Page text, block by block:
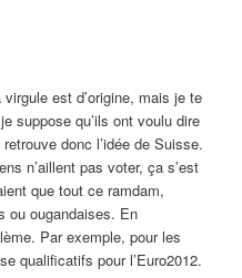
est d’origine, mais je te
suppose qu’ils ont voulu dire
donc l’idée de Suisse.
n’aillent pas voter, ça s’est
que tout ce ramdam,
ou ougandaises. En
Par exemple, pour les
qualificatifs pour l’Euro2012.